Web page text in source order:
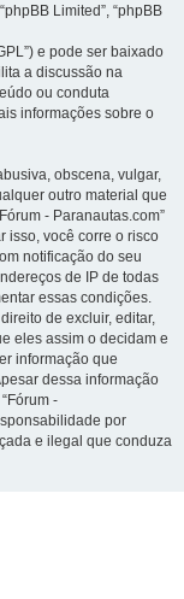
Limited”, “phpBB
e pode ser baixado
a discussão na
ou conduta
informações sobre o
obscena, vulgar,
outro material que
- Paranautas.com”
isso, você corre o risco
notificação do seu
de IP de todas
essas condições.
de excluir, editar,
eles assim o decidam e
informação que
dessa informação
-
por
e ilegal que conduza